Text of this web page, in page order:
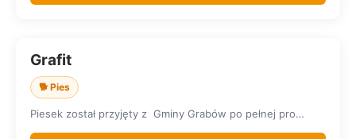
SZUKA DOMU
Grafit
🐕 Pies
Piesek został przyjęty z Gminy Grabów po pełnej pro…